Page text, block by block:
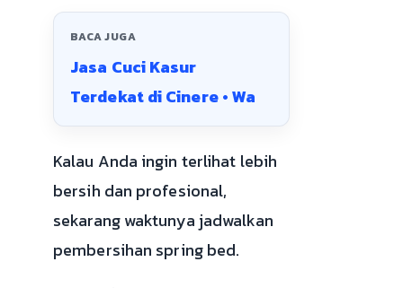
BACA JUGA
Jasa Cuci Kasur
Terdekat di Cinere • Wa
Kalau Anda ingin terlihat lebih
bersih dan profesional,
sekarang waktunya jadwalkan
pembersihan spring bed.